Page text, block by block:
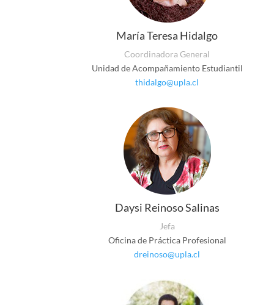
María Teresa Hidalgo
Coordinadora General
Unidad de Acompañamiento Estudiantil
thidalgo@upla.cl
Daysi Reinoso Salinas
Jefa
Oficina de Práctica Profesional
dreinoso@upla.cl